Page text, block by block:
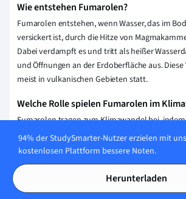
Wie entstehen Fumarolen?
Fumarolen entstehen, wenn Wasser, das im
versickert ist, durch die Hitze von
Dabei verdampft es und tritt als heißer
und Öffnungen an der Erdoberfläche aus.
meist in vulkanischen Gebieten statt.
Welche Rolle spielen Fumarolen im
Fumarolen tragen zum Klimawandel bei,
Gase wie CO2 und Schwefeldioxid freisetzen, die
sind. Ihr Einfluss ist jedoch im Vergleich zu
Aktivitäten gering. Sie können auch kurzfristige
Klimaeffekte verursachen, wie zum Beispiel
Schwefelpartikel in der Atmosphäre.
94% der StudySmarter-Nutzer erzielen mit
kostenlosen Plattform bessere Noten.
Herunterladen